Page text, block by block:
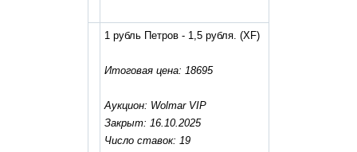
1 рубль Петров - 1,5 рубля. (XF)
Итоговая цена: 18695
Аукцион: Wolmar VIP
Закрыт: 16.10.2025
Число ставок: 19